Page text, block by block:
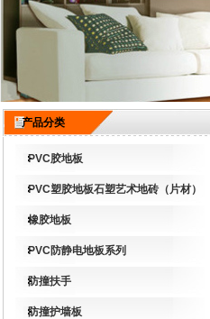
产品分类
PVC胶地板
PVC塑胶地板石塑艺术地砖（片材）
橡胶地板
PVC防静电地板系列
防撞扶手
防撞护墙板